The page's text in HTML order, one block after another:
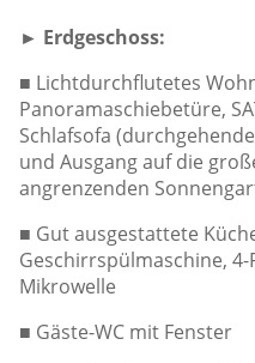
► Erdgeschoss:
■ Lichtdurchflutetes
Panoramaschiebetüre,
Schlafsofa
und Ausgang auf die
angrenzenden
■ Gut ausgestattete
Geschirrspülmaschine,
Mikrowelle
■ Gäste-WC mit Fenster